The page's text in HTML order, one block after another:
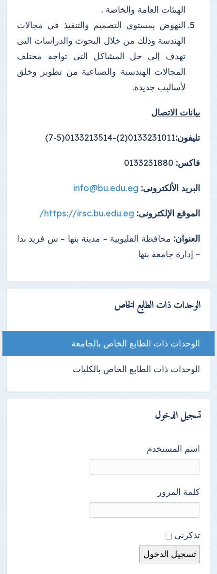
الهيئات العامة والخاصة .
النهوض بمستوي التصميم والتنفيذ في مجالات
الهندسة وذلك من خلال البحوث والدراسات التى
تهدف إلى حل المشاكل التى تواجه مختلف
المجالات الهندسية والصناعية من تطوير وخلق
لأساليب جديدة.
بيانات الاتصال
تليفون:0133231011(2)-0133213514(5-7)
فاكس:
البريد الألكترونى: info@bu.edu.eg
الموقع الإلكترونى: https://irsc.bu.edu.eg/
العنوان: محافظة القليوبية – مدينة بنها – ش فريد ندا
– إدارة جامعة بنها
الوحدات ذات الطابع الخاص
الوحدات ذات الطابع الخاص بالجامعة
الوحدات ذات الطابع الخاص بالكليات
تسجيل الدخول
اسم المستخدم
كلمة المرور
تذكرنى